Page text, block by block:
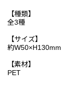
【種類】
全3種
【サイズ】
約W50×H130mm
【素材】
PET